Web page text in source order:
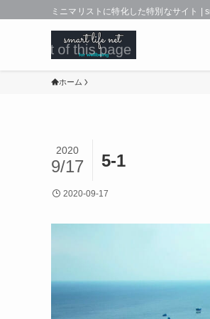
ミニマリストに特化した特別なサイト |
ホーム
5-1
2020
9/17
2020-09-17